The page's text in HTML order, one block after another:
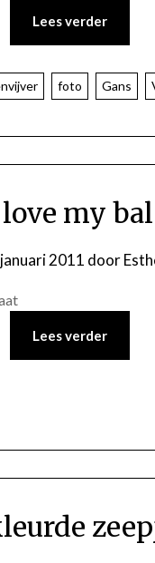
Lees verder
foto Gans
my bal
2011 door
Lees verder